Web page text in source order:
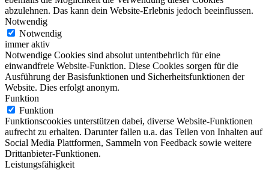
abzulehnen. Das kann dein Website-Erlebnis jedoch beeinflussen.
Notwendig
Notwendig
immer aktiv
Notwendige Cookies sind absolut untentbehrlich für eine
einwandfreie Website-Funktion. Diese Cookies sorgen für die
Ausführung der Basisfunktionen und Sicherheitsfunktionen der
Website. Dies erfolgt anonym.
Funktion
Funktion
Funktionscookies unterstützen dabei, diverse Website-Funktionen
aufrecht zu erhalten. Darunter fallen u.a. das Teilen von Inhalten auf
Social Media Plattformen, Sammeln von Feedback sowie weitere
Drittanbieter-Funktionen.
Leistungsfähigkeit